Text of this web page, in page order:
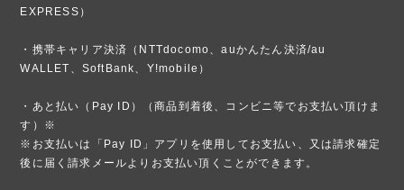
EXPRESS）
・携帯キャリア決済（NTTdocomo、auかんたん決済/au
WALLET、SoftBank、Y!mobile）
・あと払い（Pay ID）（商品到着後、コンビニ等でお支払い頂けま
す）※
※お支払いは「Pay ID」アプリを使用してお支払い、又は請求確定
後に届く請求メールよりお支払い頂くことができます。